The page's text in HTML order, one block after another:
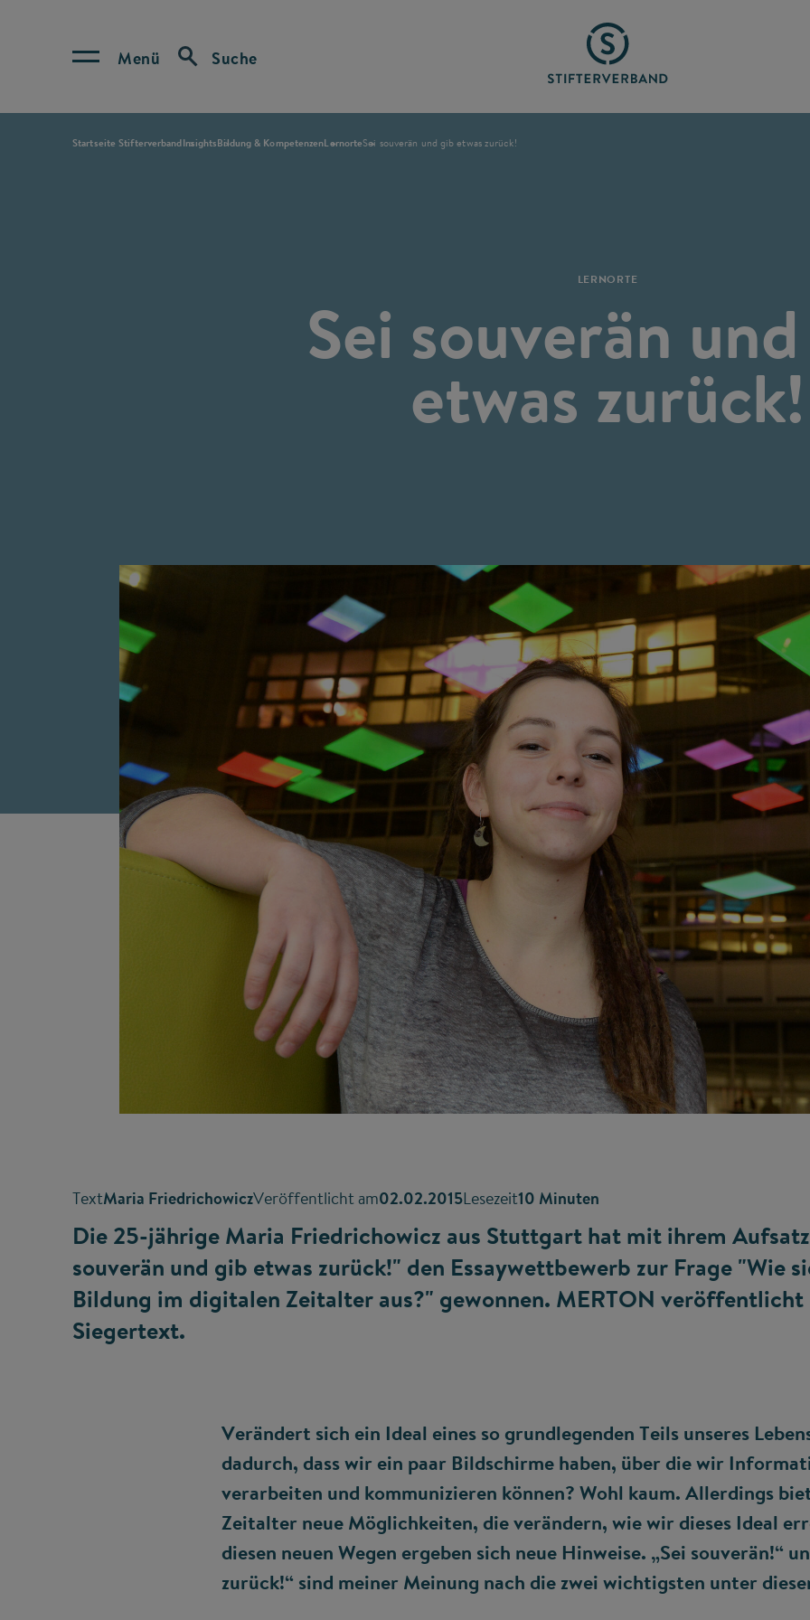
Menü Suche
Startseite StifterverbandInsightsBildung & KompetenzenLernorteSei souverän und gib etwas zurück!
LERNORTE
Sei souverän
etwas zurück!
TextMaria FriedrichowiczVeröffentlicht am02.02.2015Lesezeit10 Minuten
Die 25-jährige Maria Friedrichowicz aus Stuttgart hat mit ihrem
souverän und gib etwas zurück!" den Essaywettbewerb zur Frage "Wie
Bildung im digitalen Zeitalter aus?" gewonnen. MERTON veröffentlicht
Siegertext.
Verändert sich ein Ideal eines so grundlegenden Teils unseres
dadurch, dass wir ein paar Bildschirme haben, über die wir
verarbeiten und kommunizieren können? Wohl kaum. Allerdings
Zeitalter neue Möglichkeiten, die verändern, wie wir dieses Ideal
diesen neuen Wegen ergeben sich neue Hinweise. „Sei souverän!“
zurück!“ sind meiner Meinung nach die zwei wichtigsten unter